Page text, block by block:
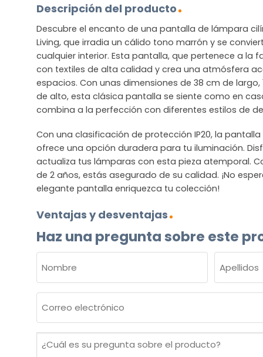
Descripción del producto
Descubre el encanto de una pantalla de lámpara
Living, que irradia un cálido tono marrón y se
cualquier interior. Esta pantalla, que pertenece a la
con textiles de alta calidad y crea una atmósfera
espacios. Con unas dimensiones de 38 cm de largo,
de alto, esta clásica pantalla se siente como en
combina a la perfección con diferentes estilos de
Con una clasificación de protección IP20, la
ofrece una opción duradera para tu iluminación.
actualiza tus lámparas con esta pieza atemporal.
de 2 años, estás asegurado de su calidad. ¡No
elegante pantalla enriquezca tu colección!
Ventajas y desventajas
Haz una pregunta sobre este
(OBLIGATORIO)
Nombre Apellidos
electrónico
¿Cuál